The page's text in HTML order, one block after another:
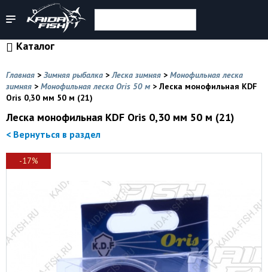
Каталог
Главная > Зимняя рыбалка >Леска зимняя > Монофильная леска
зимняя > Монофильная леска Oris 50 м >Леска монофильная KDF
Oris 0,30 мм 50 м (21)
Леска монофильная KDF Oris 0,30 мм 50 м (21)
< Вернуться в раздел
-17%